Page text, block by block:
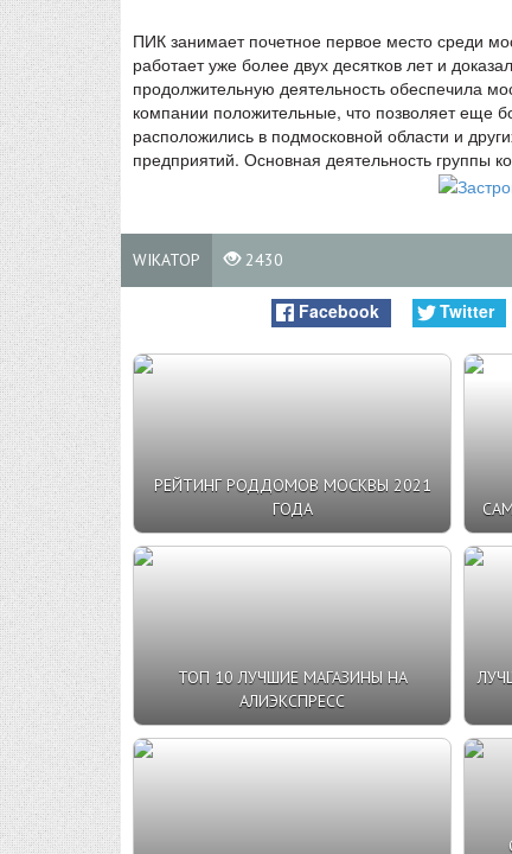
ПИК занимает почетное первое место среди
работает уже более двух десятков лет и
продолжительную деятельность обеспечила
компании положительные, что позволяет еще
расположились в подмосковной области и
предприятий. Основная деятельность группы
WIKATOP 2430
Facebook Twitter
РЕЙТИНГ РОДДОМОВ МОСКВЫ 2021
ГОДА
ТОП 10 ЛУЧШИЕ МАГАЗИНЫ НА
АЛИЭКСПРЕСС